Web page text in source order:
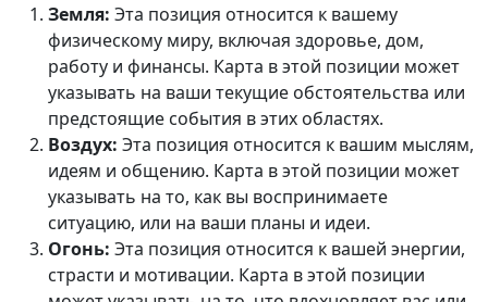
Земля: Эта позиция относится к вашему
физическому миру, включая здоровье, дом,
работу и финансы. Карта в этой позиции может
указывать на ваши текущие обстоятельства или
предстоящие события в этих областях.
Воздух: Эта позиция относится к вашим мыслям,
идеям и общению. Карта в этой позиции может
указывать на то, как вы воспринимаете
ситуацию, или на ваши планы и идеи.
Огонь: Эта позиция относится к вашей энергии,
страсти и мотивации. Карта в этой позиции